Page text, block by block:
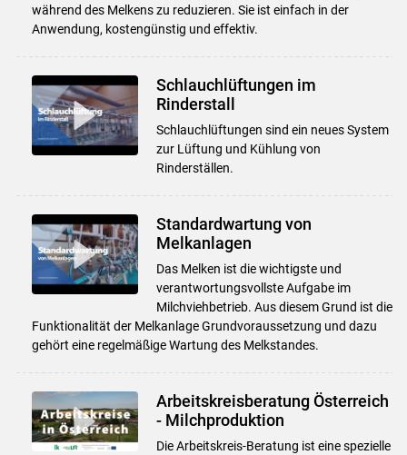
während des Melkens zu reduzieren. Sie ist einfach in der
Anwendung, kostengünstig und effektiv.
Schlauchlüftungen im
Rinderstall
Schlauchlüftungen sind ein neues System
zur Lüftung und Kühlung von
Rinderställen.
Standardwartung von
Melkanlagen
Das Melken ist die wichtigste und
verantwortungsvollste Aufgabe im
Milchviehbetrieb. Aus diesem Grund ist die
Funktionalität der Melkanlage Grundvoraussetzung und dazu
gehört eine regelmäßige Wartung des Melkstandes.
Arbeitskreisberatung Österreich
- Milchproduktion
Die Arbeitskreis-Beratung ist eine spezielle